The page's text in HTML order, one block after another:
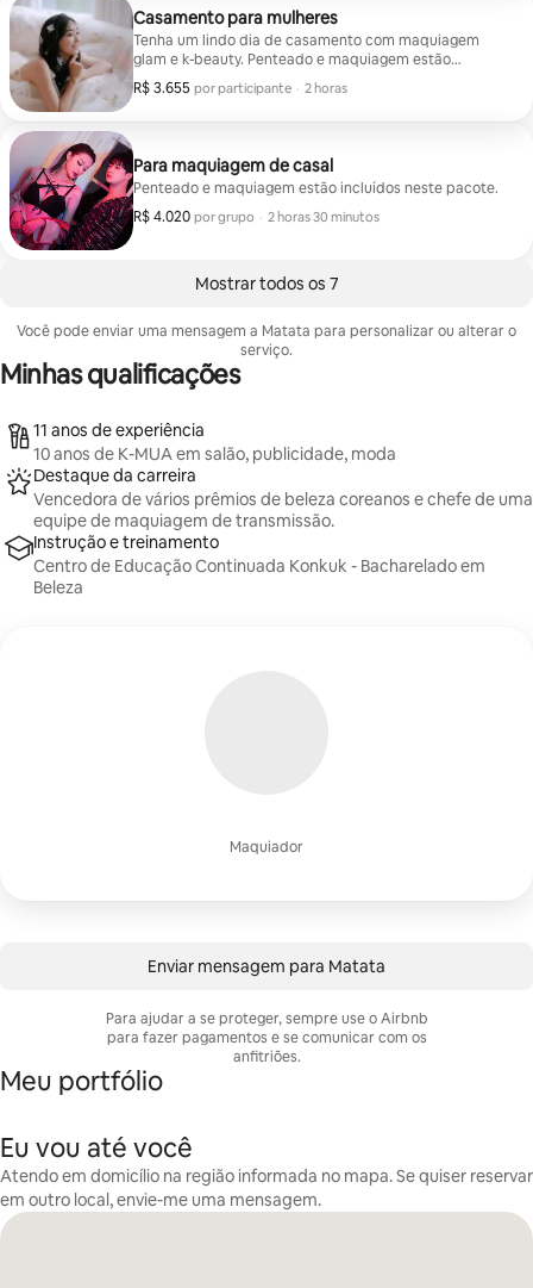
Casamento para mulheres
Tenha um lindo dia de casamento com maquiagem
glam e k-beauty. Penteado e maquiagem estão
incluídos neste pacote.
R$ 3.655 por participante
R$ 3.655 por participante
, · 2 horas
Para maquiagem de casal
Penteado e maquiagem estão incluídos neste pacote.
R$ 4.020 por grupo
R$ 4.020 por grupo
, · 2 horas 30 minutos
Mostrar todos os 7
Você pode enviar uma mensagem a Matata para personalizar ou alterar o
serviço.
Minhas qualificações
Maquiador
11 anos de experiência
10 anos de K-MUA em salão, publicidade, moda
Destaque da carreira
Vencedora de vários prêmios de beleza coreanos e chefe de uma
equipe de maquiagem de transmissão.
Instrução e treinamento
Centro de Educação Continuada Konkuk - Bacharelado em
Beleza
Enviar mensagem para Matata
Para ajudar a se proteger, sempre use o Airbnb
para fazer pagamentos e se comunicar com os
anfitriões.
Meu portfólio
Eu vou até você
Atendo em domicílio na região informada no mapa. Se quiser reservar
em outro local, envie-me uma mensagem.